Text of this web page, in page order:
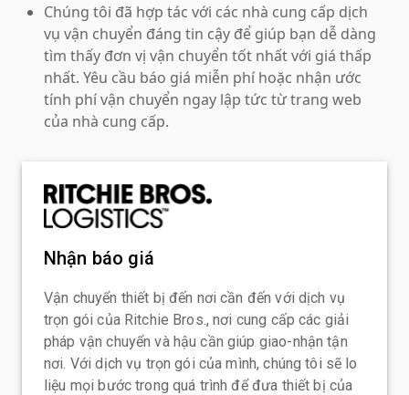
Chúng tôi đã hợp tác với các nhà cung cấp dịch
vụ vận chuyển đáng tin cậy để giúp bạn dễ dàng
tìm thấy đơn vị vận chuyển tốt nhất với giá thấp
nhất. Yêu cầu báo giá miễn phí hoặc nhận ước
tính phí vận chuyển ngay lập tức từ trang web
của nhà cung cấp.
Nhận báo giá
Vận chuyển thiết bị đến nơi cần đến với dịch vụ
trọn gói của Ritchie Bros., nơi cung cấp các giải
pháp vận chuyển và hậu cần giúp giao-nhận tận
nơi. Với dịch vụ trọn gói của mình, chúng tôi sẽ lo
liệu mọi bước trong quá trình để đưa thiết bị của